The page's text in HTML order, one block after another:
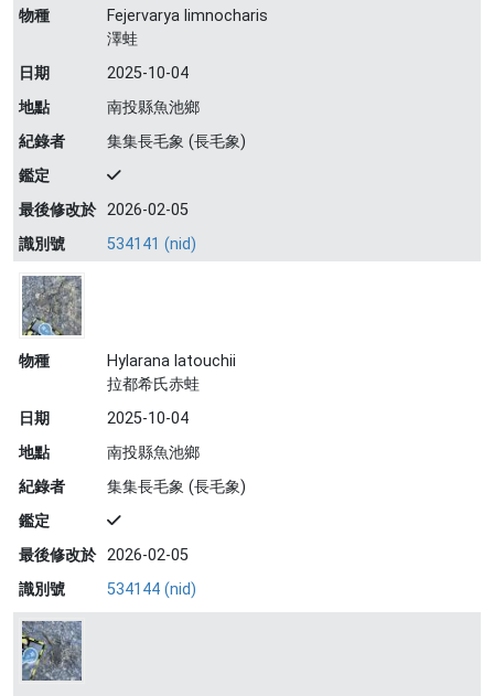
物種
Fejervarya limnocharis
澤蛙
日期
2025-10-04
地點
南投縣魚池鄉
紀錄者
集集長毛象 (長毛象)
鑑定
最後修改於 2026-02-05
識別號
534141 (nid)
物種
Hylarana latouchii
拉都希氏赤蛙
日期
2025-10-04
地點
南投縣魚池鄉
紀錄者
集集長毛象 (長毛象)
鑑定
最後修改於 2026-02-05
識別號
534144 (nid)